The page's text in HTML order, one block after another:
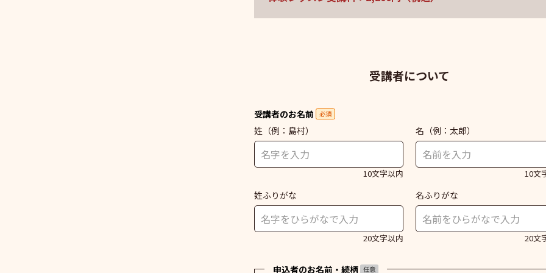
受講者について
受講者のお名前 必須
姓 （例：島村）
10文字以内
名 （例：太郎）
10文
姓ふりがな
20文字以内
名ふりがな
20文
申込者のお名前・続柄 任意